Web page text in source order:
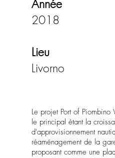
Année
2018
Lieu
Livorno
Le projet Port of
le principal étant la
d'approvisionnement
réaménagement de la
proposant comme une